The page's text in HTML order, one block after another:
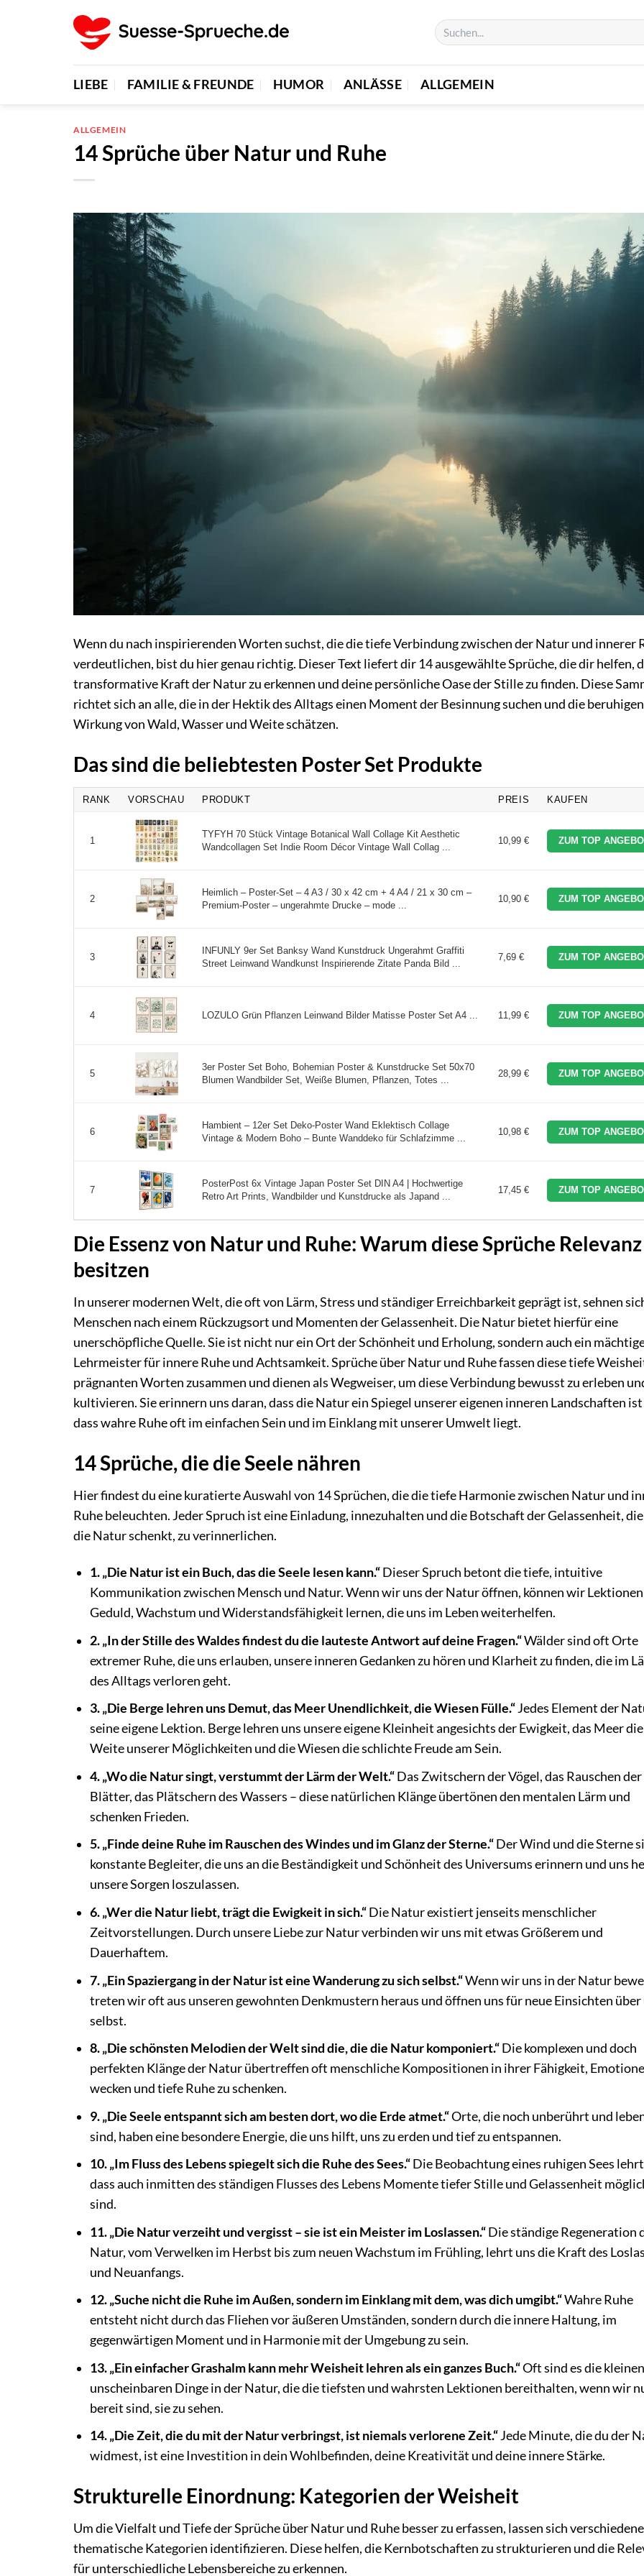
LIEBE FAMILIE & FREUNDE HUMOR ANLÄSSE ALLGEMEIN
ALLGEMEIN
14 Sprüche über Natur und Ruhe
Wenn du nach inspirierenden Worten suchst, die die tiefe Verbindung zwischen der Natur und innerer
verdeutlichen, bist du hier genau richtig. Dieser Text liefert dir 14 ausgewählte Sprüche, die dir helfen,
transformative Kraft der Natur zu erkennen und deine persönliche Oase der Stille zu finden. Diese
richtet sich an alle, die in der Hektik des Alltags einen Moment der Besinnung suchen und die
Wirkung von Wald, Wasser und Weite schätzen.
Das sind die beliebtesten Poster Set Produkte
RANK VORSCHAU PRODUKT PREIS KAUFEN
1
TYFYH 70 Stück Vintage Botanical Wall Collage Kit Aesthetic
Wandcollagen Set Indie Room Décor Vintage Wall Collag ...
10,99 € ZUM TOP
2
Heimlich – Poster-Set – 4 A3 / 30 x 42 cm + 4 A4 / 21 x 30 cm –
Premium-Poster – ungerahmte Drucke – mode ...
10,90 € ZUM TOP
3
INFUNLY 9er Set Banksy Wand Kunstdruck Ungerahmt Graffiti
Street Leinwand Wandkunst Inspirierende Zitate Panda Bild ...
7,69 € ZUM TOP
4 LOZULO Grün Pflanzen Leinwand Bilder Matisse Poster Set A4 ... 11,99 € ZUM TOP
5
3er Poster Set Boho, Bohemian Poster & Kunstdrucke Set 50x70
Blumen Wandbilder Set, Weiße Blumen, Pflanzen, Totes ...
28,99 € ZUM TOP
6
Hambient – 12er Set Deko-Poster Wand Eklektisch Collage
Vintage & Modern Boho – Bunte Wanddeko für Schlafzimme ...
10,98 € ZUM TOP
7
PosterPost 6x Vintage Japan Poster Set DIN A4 | Hochwertige
Retro Art Prints, Wandbilder und Kunstdrucke als Japand ...
17,45 € ZUM TOP
Die Essenz von Natur und Ruhe: Warum diese Sprüche Relevanz
besitzen
In unserer modernen Welt, die oft von Lärm, Stress und ständiger Erreichbarkeit geprägt ist, sehnen
Menschen nach einem Rückzugsort und Momenten der Gelassenheit. Die Natur bietet hierfür eine
unerschöpfliche Quelle. Sie ist nicht nur ein Ort der Schönheit und Erholung, sondern auch ein
Lehrmeister für innere Ruhe und Achtsamkeit. Sprüche über Natur und Ruhe fassen diese tiefe
prägnanten Worten zusammen und dienen als Wegweiser, um diese Verbindung bewusst zu erleben
kultivieren. Sie erinnern uns daran, dass die Natur ein Spiegel unserer eigenen inneren Landschaften
dass wahre Ruhe oft im einfachen Sein und im Einklang mit unserer Umwelt liegt.
14 Sprüche, die die Seele nähren
Hier findest du eine kuratierte Auswahl von 14 Sprüchen, die die tiefe Harmonie zwischen Natur und
Ruhe beleuchten. Jeder Spruch ist eine Einladung, innezuhalten und die Botschaft der Gelassenheit,
die Natur schenkt, zu verinnerlichen.
1. „Die Natur ist ein Buch, das die Seele lesen kann.“Dieser Spruch betont die tiefe, intuitive
Kommunikation zwischen Mensch und Natur. Wenn wir uns der Natur öffnen, können wir
Geduld, Wachstum und Widerstandsfähigkeit lernen, die uns im Leben weiterhelfen.
2. „In der Stille des Waldes findest du die lauteste Antwort auf deine Fragen.“Wälder sind oft Orte
extremer Ruhe, die uns erlauben, unsere inneren Gedanken zu hören und Klarheit zu finden, die im
des Alltags verloren geht.
3. „Die Berge lehren uns Demut, das Meer Unendlichkeit, die Wiesen Fülle.“Jedes Element der
seine eigene Lektion. Berge lehren uns unsere eigene Kleinheit angesichts der Ewigkeit, das Meer die
Weite unserer Möglichkeiten und die Wiesen die schlichte Freude am Sein.
4. „Wo die Natur singt, verstummt der Lärm der Welt.“Das Zwitschern der Vögel, das Rauschen der
Blätter, das Plätschern des Wassers – diese natürlichen Klänge übertönen den mentalen Lärm und
schenken Frieden.
5. „Finde deine Ruhe im Rauschen des Windes und im Glanz der Sterne.“Der Wind und die Sterne
konstante Begleiter, die uns an die Beständigkeit und Schönheit des Universums erinnern und uns
unsere Sorgen loszulassen.
6. „Wer die Natur liebt, trägt die Ewigkeit in sich.“Die Natur existiert jenseits menschlicher
Zeitvorstellungen. Durch unsere Liebe zur Natur verbinden wir uns mit etwas Größerem und
Dauerhaftem.
7. „Ein Spaziergang in der Natur ist eine Wanderung zu sich selbst.“Wenn wir uns in der Natur
treten wir oft aus unseren gewohnten Denkmustern heraus und öffnen uns für neue Einsichten über
selbst.
8. „Die schönsten Melodien der Welt sind die, die die Natur komponiert.“Die komplexen und doch
perfekten Klänge der Natur übertreffen oft menschliche Kompositionen in ihrer Fähigkeit,
wecken und tiefe Ruhe zu schenken.
9. „Die Seele entspannt sich am besten dort, wo die Erde atmet.“Orte, die noch unberührt und
sind, haben eine besondere Energie, die uns hilft, uns zu erden und tief zu entspannen.
10. „Im Fluss des Lebens spiegelt sich die Ruhe des Sees.“Die Beobachtung eines ruhigen Sees
dass auch inmitten des ständigen Flusses des Lebens Momente tiefer Stille und Gelassenheit
sind.
11. „Die Natur verzeiht und vergisst – sie ist ein Meister im Loslassen.“Die ständige Regeneration
Natur, vom Verwelken im Herbst bis zum neuen Wachstum im Frühling, lehrt uns die Kraft des
und Neuanfangs.
12. „Suche nicht die Ruhe im Außen, sondern im Einklang mit dem, was dich umgibt.“Wahre Ruhe
entsteht nicht durch das Fliehen vor äußeren Umständen, sondern durch die innere Haltung, im
gegenwärtigen Moment und in Harmonie mit der Umgebung zu sein.
13. „Ein einfacher Grashalm kann mehr Weisheit lehren als ein ganzes Buch.“Oft sind es die
unscheinbaren Dinge in der Natur, die die tiefsten und wahrsten Lektionen bereithalten, wenn wir
bereit sind, sie zu sehen.
14. „Die Zeit, die du mit der Natur verbringst, ist niemals verlorene Zeit.“Jede Minute, die du der
widmest, ist eine Investition in dein Wohlbefinden, deine Kreativität und deine innere Stärke.
Strukturelle Einordnung: Kategorien der Weisheit
Um die Vielfalt und Tiefe der Sprüche über Natur und Ruhe besser zu erfassen, lassen sich verschiedene
thematische Kategorien identifizieren. Diese helfen, die Kernbotschaften zu strukturieren und die
für unterschiedliche Lebensbereiche zu erkennen.